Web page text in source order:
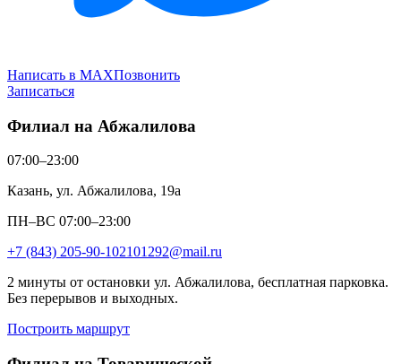
Написать в MAXПозвонить
Записаться
Филиал на Абжалилова
07:00–23:00
Казань, ул. Абжалилова, 19а
ПН–ВС 07:00–23:00
+7 (843) 205-90-102101292@mail.ru
2 минуты от остановки ул. Абжалилова, бесплатная парковка.
Без перерывов и выходных.
Построить маршрут